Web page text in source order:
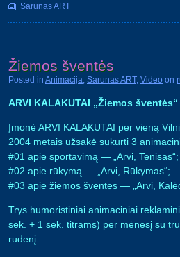
Sarunas ART
Žiemos šventės
Posted in Animacija, Sarunas ART, Video on
ARVI KALAKUTAI „Žiemos šventės“
Įmonė ARVI KALAKUTAI per vieną
2004 metais užsakė sukurti 3
#01 apie sportavimą — „Arvi, Tenisas“;
#02 apie rūkymą — „Arvi, Rūkymas“;
#03 apie žiemos šventes — „Arvi,
Trys humoristiniai animaciniai
sek. + 1 sek. titrams) per mėnesį su
rudenį.